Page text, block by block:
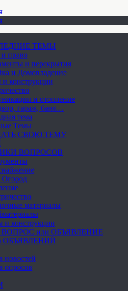
ТЕМЫ
и право
и перекрытия
и Домовладение
и конструкции
и отопление
гараж, баня…
тема
Темы
СВОЮ ТЕМУ
ВОПРОСОВ
Огород
материалы
и конструкции
или ОБЪЯВЛЕНИЕ
ОБЪЯВЛЕНИЙ
новостей
опросов